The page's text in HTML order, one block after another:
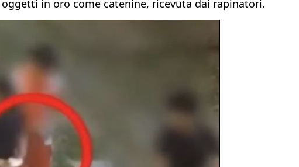
in oro come catenine, ricevuta dai rapinatori.